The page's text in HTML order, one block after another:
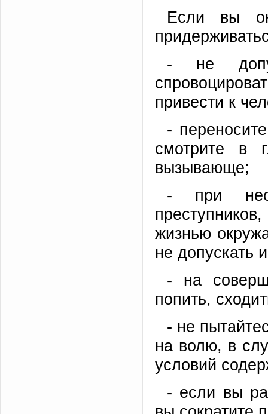
Если вы
- не
привести к
-
смотрите в
вызывающе;
- при
жизнью
не допускать
- на
попить,
- не
на волю, в
условий
- если вы